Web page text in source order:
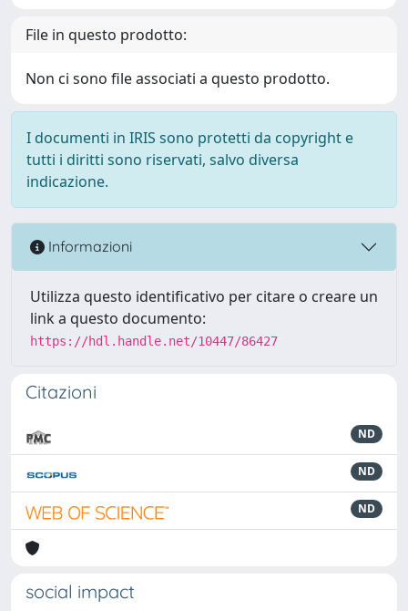
File in questo prodotto:
Non ci sono file associati a questo prodotto.
I documenti in IRIS sono protetti da copyright e
tutti i diritti sono riservati, salvo diversa
indicazione.
Informazioni
Utilizza questo identificativo per citare o creare un
link a questo documento:
https://hdl.handle.net/10447/86427
Citazioni
ND
ND
ND
social impact